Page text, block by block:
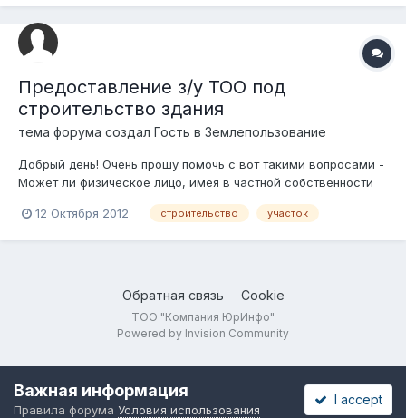
земком Алматы (на Ауэзо...
Предоставление з/у ТОО под
строительство здания
тема форума создал Гость в Землепользование
Добрый день! Очень прошу помочь с вот такими вопросами -
Может ли физическое лицо, имея в частной собственности
частной компании, которая хочет на этом участке построить
12 Октября 2012 строительство участок
Обратная связь Cookie
ТОО "Компания ЮрИнфо"
Powered by Invision Community
Важная информация
Правила форума Условия использования
I accept